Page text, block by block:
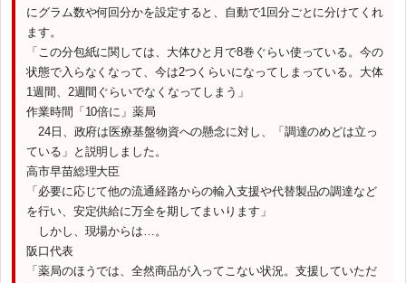
にグラム数や何回分かを設定すると、自動で1回分ごとに分けてくれ
ます。
「この分包紙に関しては、大体ひと月で8巻ぐらい使っている。今の
状態で入らなくなって、今は2つくらいになってしまっている。大体
1週間、2週間ぐらいでなくなってしまう」
作業時間「10倍に」薬局
24日、政府は医療基盤物資への懸念に対し、「調達のめどは立っ
ている」と説明しました。
高市早苗総理大臣
「必要に応じて他の流通経路からの輸入支援や代替製品の調達など
を行い、安定供給に万全を期してまいります」
しかし、現場からは…。
阪口代表
「薬局のほうでは、全然商品が入ってこない状況。支援していただ